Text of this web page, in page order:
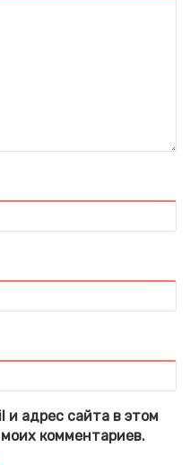
и адрес сайта в этом
комментариев.